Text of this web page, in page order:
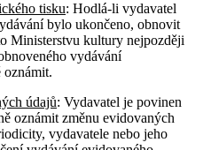
tisku: Hodlá-li vydavatel
bylo ukončeno, obnovit
Ministerstvu kultury nejpozději
vydávání
oznámit.
údajů: Vydavatel je povinen
oznámit změnu evidovaných
vydavatele nebo jeho